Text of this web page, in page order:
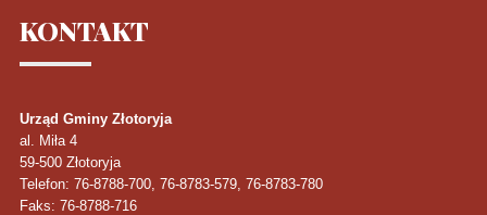
KONTAKT
Urząd Gminy Złotoryja
al. Miła 4
59-500 Złotoryja
Telefon: 76-8788-700, 76-8783-579, 76-8783-780
Faks: 76-8788-716